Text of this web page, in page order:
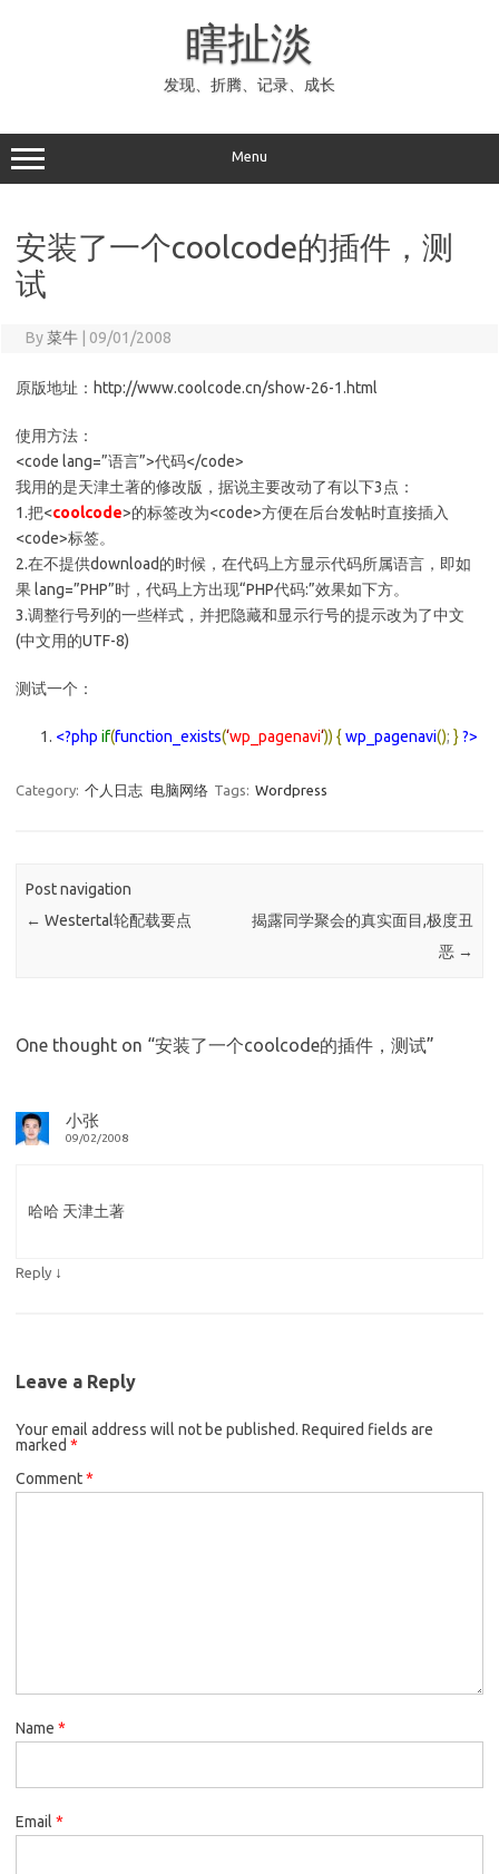
瞎扯淡
发现、折腾、记录、成长
Menu
安装了一个coolcode的插件，测
试
By菜牛 09/01/2008
原版地址：http://www.coolcode.cn/show-26-1.html
使用方法：
<code lang=”语言”>代码</code>
我用的是天津土著的修改版，据说主要改动了有以下3点：
1.把<coolcode>的标签改为<code>方便在后台发帖时直接插入
<code>标签。
2.在不提供download的时候，在代码上方显示代码所属语言，即如
果 lang=”PHP”时，代码上方出现“PHP代码:”效果如下方。
3.调整行号列的一些样式，并把隐藏和显示行号的提示改为了中文
(中文用的UTF-8)
测试一个：
<?php if(function_exists(‘wp_pagenavi‘)) { wp_pagenavi(); }?>
Category: 个人日志 电脑网络 Tags: Wordpress
Post navigation
← Westertal轮配载要点
揭露同学聚会的真实面目,极度丑
恶 →
One thought on “安装了一个coolcode的插件，测试”
小张
09/02/2008
哈哈 天津土著
Reply ↓
Leave a Reply
Your email address will not be published. Required fields are
marked *
Comment*
Name *
Email *